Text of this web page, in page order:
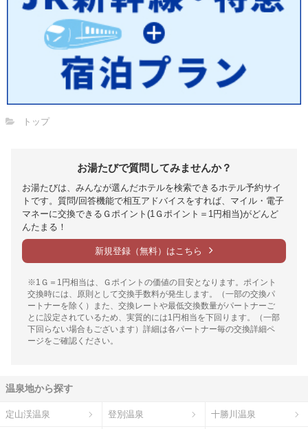
トップ
お湯たびで質問してみませんか？
お湯たびは、みんなが選んだホテルを検索できるホテル予約サイ
トです。質問/回答機能で相互アドバイスをすれば、マイル・電子
マネーに交換できるＧポイント(1Ｇポイント＝1円相当)がどんど
んたまる！
新規登録（無料）はこちら
※1Ｇ＝1円相当は、Ｇポイントの価値の目安となります。ポイント
交換時には、原則として交換手数料が発生します。（一部の交換パ
ートナーを除く）また、交換レートや最低交換数量がパートナーご
とに設定されているため、実質的には1円相当を下回ります。（一部
下回らない場合もございます）詳細は各パートナー毎の交換詳細ペ
ージをご確認ください。
温泉地から探す
定山渓温泉 登別温泉 十勝川温泉